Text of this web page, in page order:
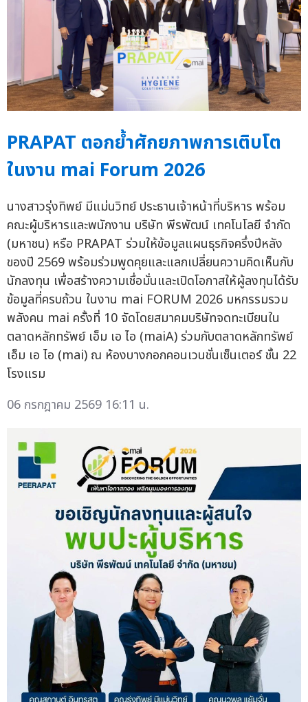
PRAPAT ตอกย้ำศักยภาพการเติบโต
ในงาน mai Forum 2026
นางสาวรุ่งทิพย์ มีแม่นวิทย์ ประธานเจ้าหน้าที่บริหาร พร้อม
คณะผู้บริหารและพนักงาน บริษัท พีรพัฒน์ เทคโนโลยี จำกัด
(มหาชน) หรือ PRAPAT ร่วมให้ข้อมูลแผนธุรกิจครึ่งปีหลัง
ของปี 2569 พร้อมร่วมพูดคุยและแลกเปลี่ยนความคิดเห็นกับ
นักลงทุน เพื่อสร้างความเชื่อมั่นและเปิดโอกาสให้ผู้ลงทุนได้รับ
ข้อมูลที่ครบถ้วน ในงาน mai FORUM 2026 มหกรรมรวม
พลังคน mai ครั้งที่ 10 จัดโดยสมาคมบริษัทจดทะเบียนใน
ตลาดหลักทรัพย์ เอ็ม เอ ไอ (maiA) ร่วมกับตลาดหลักทรัพย์
เอ็ม เอ ไอ (mai) ณ ห้องบางกอกคอนเวนชั่นเซ็นเตอร์ ชั้น 22
โรงแรม
06 กรกฎาคม 2569 16:11 น.